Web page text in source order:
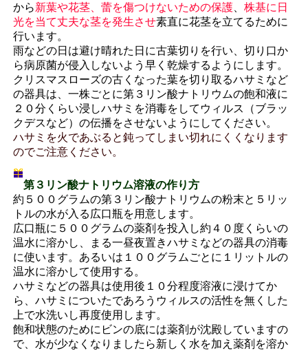
から新葉や花茎、蕾を傷つけないための保護、 株基に日
光を当て丈夫な茎を発生させ素直に花茎を立てるために
行います。
雨などの日は避け晴れた日に古葉切りを行い、切り口か
ら病原菌が侵入しないよう早く乾燥するようにします。
クリスマスローズの古くなった葉を切り取るハサミなど
の器具は、一株ごとに第３リン酸ナトリウムの飽和液に
２０分くらい浸しハサミを消毒をしてウィルス（ブラッ
クデスなど）の伝播をさせないようにしてください。
ハサミを火であぶると鈍ってしまい切れにくくなります
のでご注意ください。
第３リン酸ナトリウム溶液の作り方
約５００グラムの第３リン酸ナトリウムの粉末と５リッ
トルの水が入る広口瓶を用意します。
広口瓶に５００グラムの薬剤を投入し約４０度くらいの
温水に溶かし、まる一昼夜置きハサミなどの器具の消毒
に使います。あるいは１００グラムごとに１リットルの
温水に溶かして使用する。
ハサミなどの器具は使用後１０分程度溶液に浸けてか
ら、ハサミについたであろうウィルスの活性を無くした
上で水洗いし再度使用します。
飽和状態のためにビンの底には薬剤が沈殿していますの
で、水が少なくなりましたら新しく水を加え薬剤を溶か